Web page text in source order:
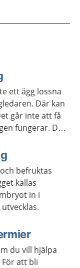
ett ägg lossna
Där kan
går inte att få
fungerar. Då
befruktas
kallas
in i
du vill hjälpa
att bli